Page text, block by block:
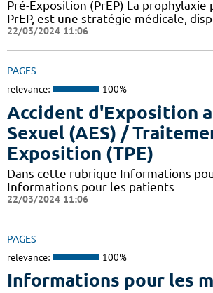
Pré-Exposition (PrEP) La
PrEP, est une stratégie médicale,
22/03/2024 11:06
PAGES
relevance: 100%
Accident d'Exposition
Sexuel (AES) /
Exposition (TPE)
Dans cette rubrique Informations
Informations pour les patients
22/03/2024 11:06
PAGES
relevance: 100%
Informations pour les